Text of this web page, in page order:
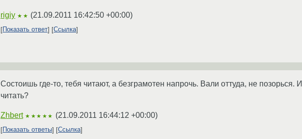
rigiy ★★ (21.09.2011 16:42:50 +00:00)
Показать ответ Ссылка
Состоишь где-то, тебя читают, а безграмотен напрочь. Вали оттуда, не
читать?
Zhbert ★★★★★ (21.09.2011 16:44:12 +00:00)
Показать ответы Ссылка